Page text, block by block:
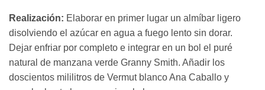
Realización: Elaborar en primer lugar un almíbar ligero
disolviendo el azúcar en agua a fuego lento sin dorar.
Dejar enfriar por completo e integrar en un bol el puré
natural de manzana verde Granny Smith. Añadir los
doscientos mililitros de Vermut blanco Ana Caballo y